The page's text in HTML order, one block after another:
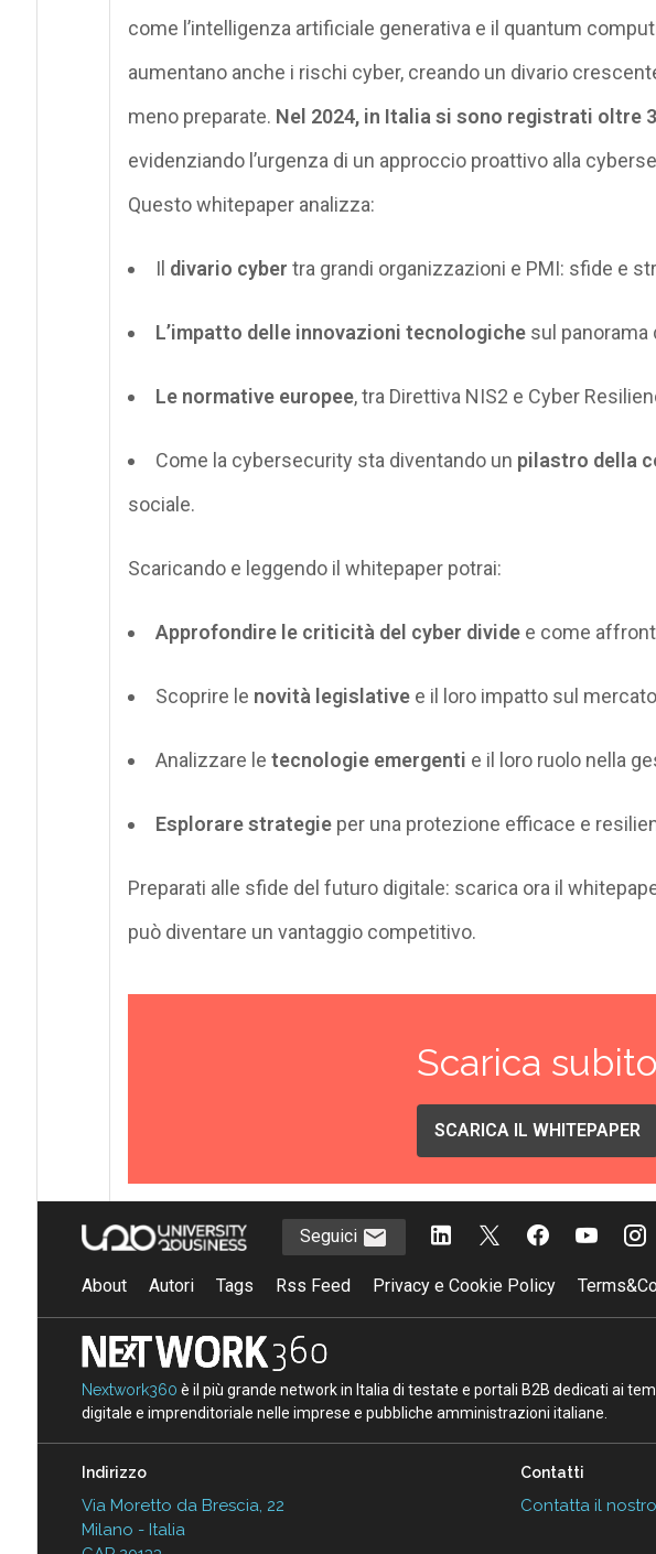
come l’intelligenza artificiale generativa e il quantum
aumentano anche i rischi cyber, creando un divario
meno preparate. Nel 2024, in Italia si sono registrati oltre
evidenziando l’urgenza di un approccio proattivo alla
Questowhitepaperanalizza:
Il divario cyber tra grandi organizzazioni e PMI: sfide e
L’impatto delle innovazioni tecnologichesul panorama
Le normative europee, tra Direttiva NIS2 e Cyber
Come la cybersecurity sta diventando un pilastro della
sociale.
Scaricando e leggendo il whitepaperpotrai:
Approfondire le criticità del cyber dividee come
Scoprire le novità legislative e il loro impatto sul
Analizzare le tecnologie emergenti e il loro ruolo nella
Esplorarestrategieper una protezione efficace e
Preparati alle sfide del futuro digitale: scarica ora il
può diventare un vantaggio competitivo.
Scarica subito
SCARICA IL WHITEPAPER
Seguici
About Autori Tags Rss Feed Privacy e Cookie Policy
Nextwork360 è il più grande network in Italia di testate e portali B2B dedicati ai
digitale e imprenditoriale nelle imprese e pubbliche amministrazioni italiane.
Indirizzo
Via Moretto da Brescia, 22
Milano - Italia
Contatti
Contatta il